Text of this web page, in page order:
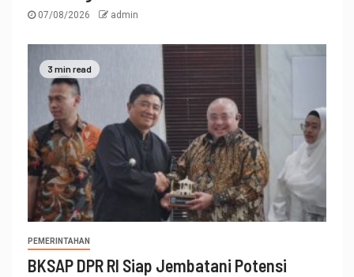
07/08/2026 admin
3 min read
PEMERINTAHAN
BKSAP DPR RI Siap Jembatani Potensi